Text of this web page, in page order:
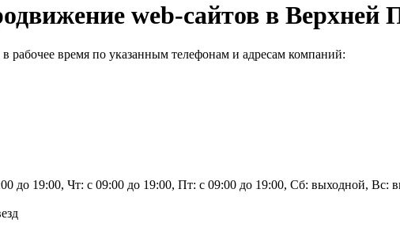
web-сайтов в
время по указанным телефонам и адресам компаний:
до 19:00, Чт: с 09:00 до 19:00, Пт: с 09:00 до 19:00, Сб: выходной, Вс: